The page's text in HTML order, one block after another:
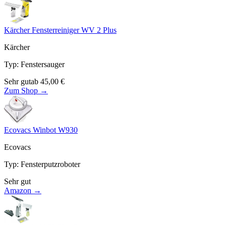
Kärcher Fensterreiniger WV 2 Plus
Kärcher
Typ: Fenstersauger
Sehr gutab 45,00 €
Zum Shop →
Ecovacs Winbot W930
Ecovacs
Typ: Fensterputzroboter
Sehr gut
Amazon →